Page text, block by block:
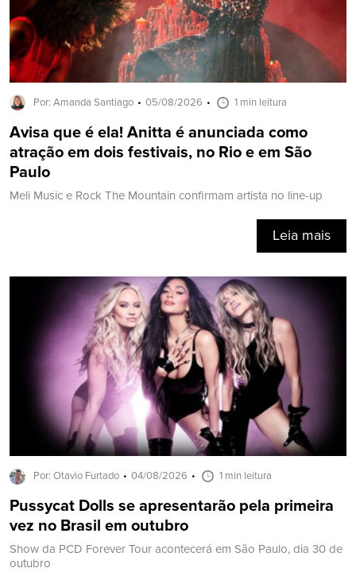
Por: Amanda Santiago 05/08/2026 1 min leitura
Avisa que é ela! Anitta é anunciada como
atração em dois festivais, no Rio e em São
Paulo
Meli Music e Rock The Mountain confirmam artista no line-up
Leia mais
Por: Otavio Furtado 04/08/2026 1 min leitura
Pussycat Dolls se apresentarão pela primeira
vez no Brasil em outubro
Show da PCD Forever Tour acontecerá em São Paulo, dia 30 de
outubro